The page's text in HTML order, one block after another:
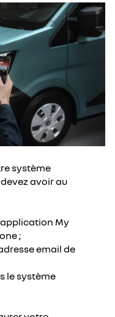
système
avoir au
My
;
email de
le système